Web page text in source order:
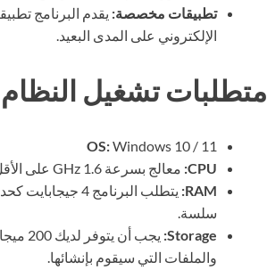
تطبيقات مخصصة: يقدم البرنامج
الإلكتروني على المدى البعيد.
متطلبات تشغيل النظام
OS:Windows 10 / 11
CPU: معالج بسرعة 1.6 GHz على الأقل لضمان سرعة وأداء جيد أثناء العمل مع البرنامج.
RAM:
سلسة.
Storage:
يجب
والملفات التي سيقوم بإنشائها.